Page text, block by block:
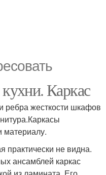
Каркас
ребра жесткости шкафов
материалу.
практически не видна.
ансамблей каркас